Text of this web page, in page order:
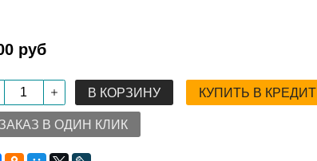
руб
В КОРЗИНУ КУПИТЬ В КРЕДИТ
ЗАКАЗ В ОДИН КЛИК